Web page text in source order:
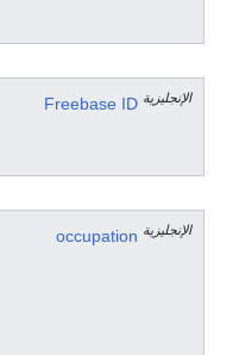
Freebase ID الإنجليزية
occupation الإنجليزية